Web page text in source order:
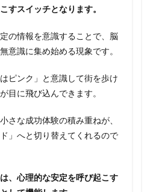
すスイッチとなります。
の情報を意識することで、脳
意識に集め始める現象です。
ピンク」と意識して街を歩け
目に飛び込んできます。
さな成功体験の積み重ねが、
」へと切り替えてくれるので
、心理的な安定を呼び起こす